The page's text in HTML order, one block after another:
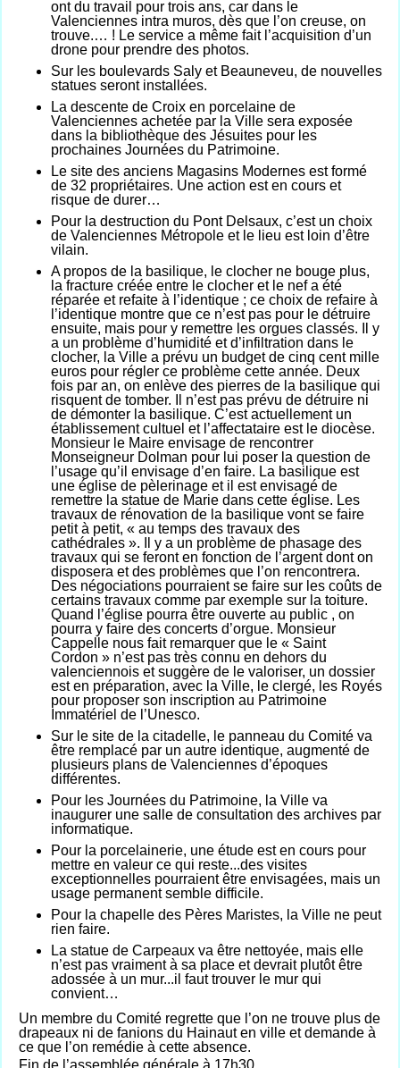
ont du travail pour trois ans, car dans le
Valenciennes intra muros, dès que l’on creuse, on
trouve.… ! Le service a même fait l’acquisition d’un
drone pour prendre des photos.
Sur les boulevards Saly et Beauneveu, de nouvelles
statues seront installées.
La descente de Croix en porcelaine de
Valenciennes achetée par la Ville sera exposée
dans la bibliothèque des Jésuites pour les
prochaines Journées du Patrimoine.
Le site des anciens Magasins Modernes est formé
de 32 propriétaires. Une action est en cours et
risque de durer…
Pour la destruction du Pont Delsaux, c’est un choix
de Valenciennes Métropole et le lieu est loin d’être
vilain.
A propos de la basilique, le clocher ne bouge plus,
la fracture créée entre le clocher et le nef a été
réparée et refaite à l’identique ; ce choix de refaire à
l’identique montre que ce n’est pas pour le détruire
ensuite, mais pour y remettre les orgues classés. Il y
a un problème d’humidité et d’infiltration dans le
clocher, la Ville a prévu un budget de cinq cent mille
euros pour régler ce problème cette année. Deux
fois par an, on enlève des pierres de la basilique qui
risquent de tomber. Il n’est pas prévu de détruire ni
de démonter la basilique. C’est actuellement un
établissement cultuel et l’affectataire est le diocèse.
Monsieur le Maire envisage de rencontrer
Monseigneur Dolman pour lui poser la question de
l’usage qu’il envisage d’en faire. La basilique est
une église de pèlerinage et il est envisagé de
remettre la statue de Marie dans cette église. Les
travaux de rénovation de la basilique vont se faire
petit à petit, « au temps des travaux des
cathédrales ». Il y a un problème de phasage des
travaux qui se feront en fonction de l’argent dont on
disposera et des problèmes que l’on rencontrera.
Des négociations pourraient se faire sur les coûts de
certains travaux comme par exemple sur la toiture.
Quand l’église pourra être ouverte au public , on
pourra y faire des concerts d’orgue. Monsieur
Cappelle nous fait remarquer que le « Saint
Cordon » n’est pas très connu en dehors du
valenciennois et suggère de le valoriser, un dossier
est en préparation, avec la Ville, le clergé, les Royés
pour proposer son inscription au Patrimoine
Immatériel de l’Unesco.
Sur le site de la citadelle, le panneau du Comité va
être remplacé par un autre identique, augmenté de
plusieurs plans de Valenciennes d’époques
différentes.
Pour les Journées du Patrimoine, la Ville va
inaugurer une salle de consultation des archives par
informatique.
Pour la porcelainerie, une étude est en cours pour
mettre en valeur ce qui reste...des visites
exceptionnelles pourraient être envisagées, mais un
usage permanent semble difficile.
Pour la chapelle des Pères Maristes, la Ville ne peut
rien faire.
La statue de Carpeaux va être nettoyée, mais elle
n’est pas vraiment à sa place et devrait plutôt être
adossée à un mur...il faut trouver le mur qui
convient…
Un membre du Comité regrette que l’on ne trouve plus de
drapeaux ni de fanions du Hainaut en ville et demande à
ce que l’on remédie à cette absence.
Fin de l’assemblée générale à 17h30